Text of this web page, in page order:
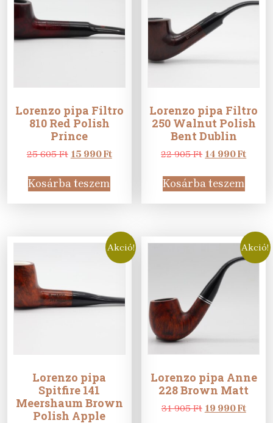
Lorenzo pipa Filtro
810 Red Polish
Prince
25 605Ft Original
was:
25
605 Ft.
15 990FtCurrent
990 Ft.
Kosárba teszem
Lorenzo pipa Filtro
250 Walnut Polish
Bent Dublin
22 905Ft Original
was:
22
905 Ft.
14 990Ft
990
Kosárba teszem
Akció!
Lorenzo pipa
Spitfire 141
Meershaum Brown
Polish Apple
Akció!
Lorenzo pipa Anne
228 Brown Matt
31 905Ft Original
19 990Ft